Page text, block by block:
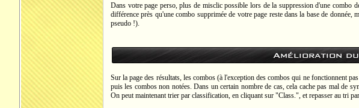
Dans votre page perso, plus de misclic possible lors de la suppression d'une combo
différence près qu'une combo supprimée de votre page reste dans la base de
pseudo !).
Amélioration
Sur la page des résultats, les combos (à l'exception des combos qui ne fonctionnent
puis les combos non notées. Dans un certain nombre de cas, cela cache pas mal de
On peut maintenant trier par classification, en cliquant sur "Class.", et repasser au tri